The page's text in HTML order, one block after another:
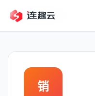
返回应用中心
销